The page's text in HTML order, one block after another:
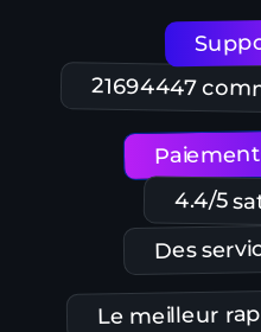
21694447
4.4/5
Des
Le meilleur